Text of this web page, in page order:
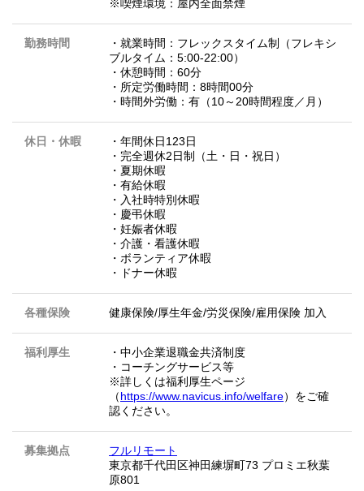
※喫煙環境：屋内全面禁煙
勤務時間
・就業時間：フレックスタイム制（フレキシ
ブルタイム：5:00-22:00）
・休憩時間：60分
・所定労働時間：8時間00分
・時間外労働：有（10～20時間程度／月）
休日・休暇
・年間休日123日
・完全週休2日制（土・日・祝日）
・夏期休暇
・有給休暇
・入社時特別休暇
・慶弔休暇
・妊娠者休暇
・介護・看護休暇
・ボランティア休暇
・ドナー休暇
各種保険 健康保険/厚生年金/労災保険/雇用保険 加入
福利厚生
・中小企業退職金共済制度
・コーチングサービス等
※詳しくは福利厚生ページ
（https://www.navicus.info/welfare）をご確
認ください。
募集拠点
フルリモート
東京都千代田区神田練塀町73 プロミエ秋葉
原801